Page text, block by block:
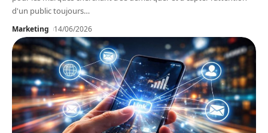
d'un public toujours…
Marketing 14/06/2026